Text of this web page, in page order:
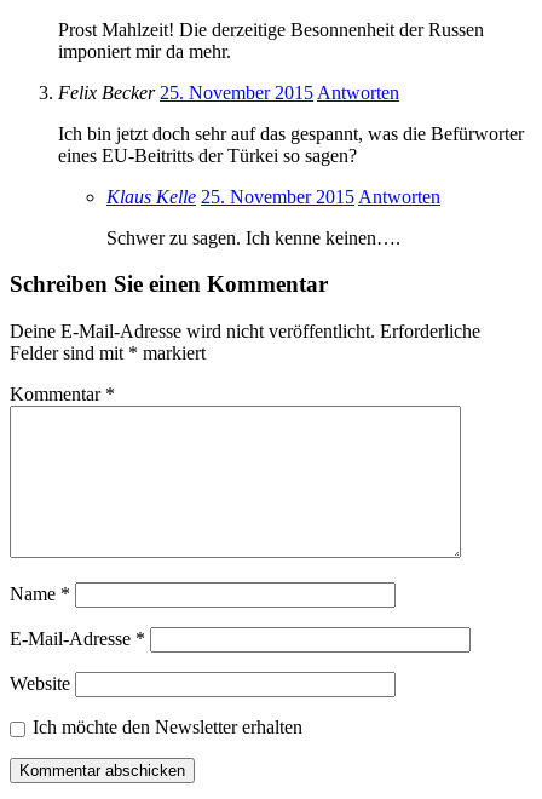
Prost Mahlzeit! Die derzeitige Besonnenheit der Russen
imponiert mir da mehr.
Felix Becker 25. November 2015 Antworten
Ich bin jetzt doch sehr auf das gespannt, was die Befürworter
eines EU-Beitritts der Türkei so sagen?
Klaus Kelle 25. November 2015 Antworten
Schwer zu sagen. Ich kenne keinen….
Schreiben Sie einen Kommentar
Deine E-Mail-Adresse wird nicht veröffentlicht. Erforderliche
Felder sind mit * markiert
Kommentar *
Name *
E-Mail-Adresse *
Website
Ich möchte den Newsletter erhalten